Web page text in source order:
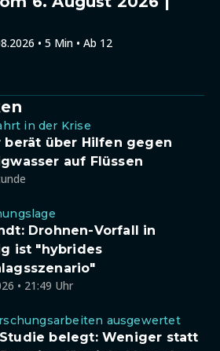
• 5 Min • Ab 12
in der Krise
berät über Hilfen gegen
auf Flüssen
Drohnen-Vorfall in
ist "hybrides
• 21:49 Uhr
ausgewertet
belegt: Weniger statt